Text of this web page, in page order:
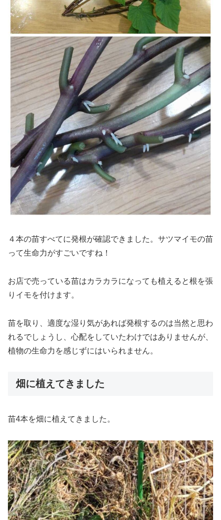
４本の苗すべてに発根が確認できました。サツマイモの苗
って生命力がすごいですね！
お店で売っている苗はカラカラになっても植えると根を張
りイモを付けます。
苗を取り、適度な湿り気があれば発根するのは当然と思わ
れるでしょうし、心配をしていたわけではありませんが、
植物の生命力を感じずにはいられません。
畑に植えてきました
苗4本を畑に植えてきました。